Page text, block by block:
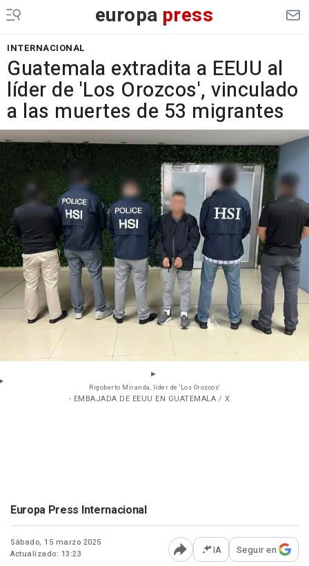
europa press
INTERNACIONAL
Guatemala extradita a EEUU al
líder de 'Los Orozcos', vinculado
a las muertes de 53 migrantes
Rigoberto Miranda, líder de 'Los Orozcos'
- EMBAJADA DE EEUU EN GUATEMALA / X
Europa Press Internacional
Sábado, 15 marzo 2025
Actualizado: 13:23
Abrir opciones para
IA Seguir en